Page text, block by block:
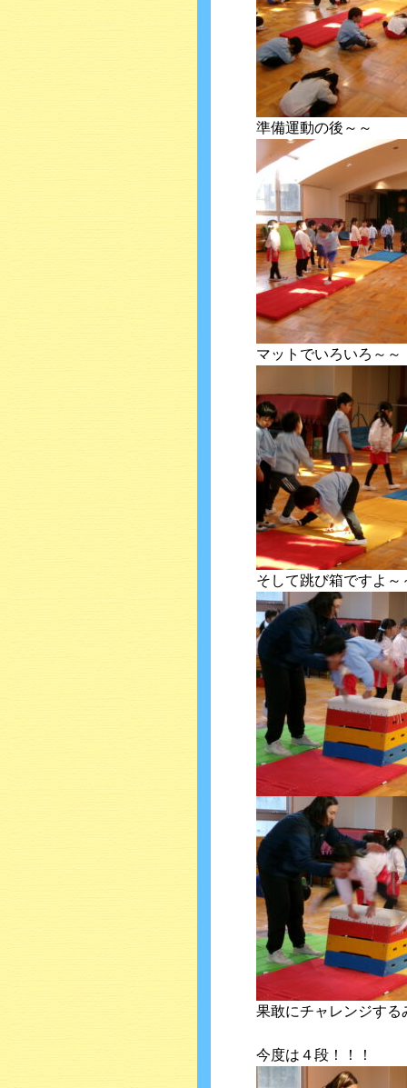
準備運動の後～～
マットでいろいろ～～
そして跳び箱ですよ～
果敢にチャレンジする
今度は４段！！！